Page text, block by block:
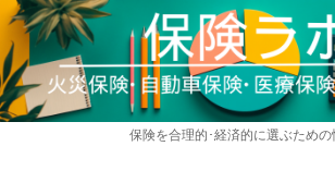
保険を合理的･経済的に選ぶための